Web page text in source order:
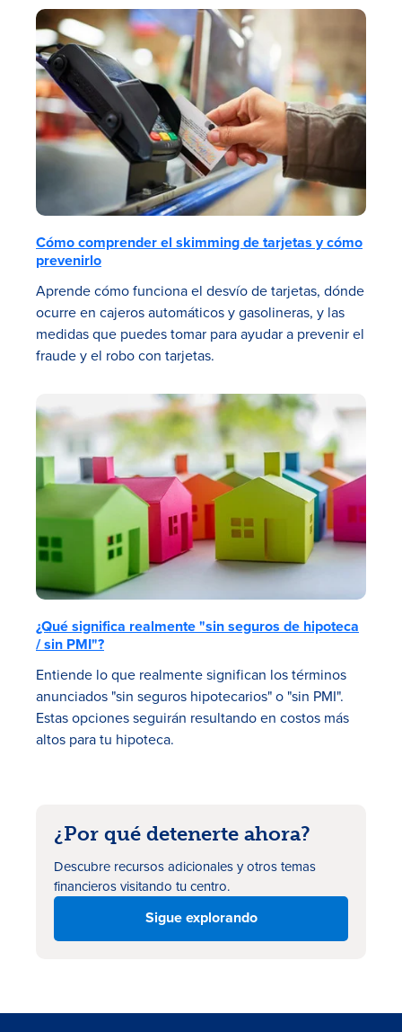
Cómo comprender el skimming de tarjetas y cómo
prevenirlo
Aprende cómo funciona el desvío de tarjetas, dónde
ocurre en cajeros automáticos y gasolineras, y las
medidas que puedes tomar para ayudar a prevenir el
fraude y el robo con tarjetas.
¿Qué significa realmente "sin seguros de hipoteca
/ sin PMI"?
Entiende lo que realmente significan los términos
anunciados "sin seguros hipotecarios" o "sin PMI".
Estas opciones seguirán resultando en costos más
altos para tu hipoteca.
¿Por qué detenerte ahora?
Descubre recursos adicionalesy otros temas
financieros visitando tu centro.
Sigue explorando